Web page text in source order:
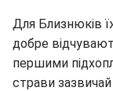
Для Близнюків
добре
першими
страви